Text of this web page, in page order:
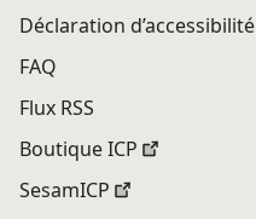
Déclaration d’accessibilité
FAQ
Flux RSS
Boutique ICP
SesamICP